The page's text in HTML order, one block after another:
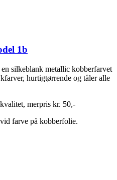
1b
silkeblank metallic kobberfarvet
hurtigtørrende og tåler alle
merpris kr. 50,-
farve på kobberfolie.